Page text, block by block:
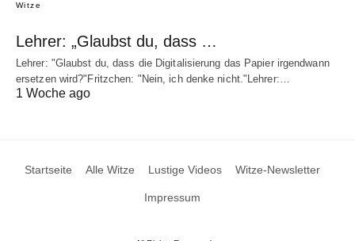
Witze
Lehrer: „Glaubst du, dass …
Lehrer: "Glaubst du, dass die Digitalisierung das Papier irgendwann
ersetzen wird?"Fritzchen: "Nein, ich denke nicht."Lehrer:…
1 Woche ago
Startseite Alle Witze Lustige Videos Witze-Newsletter
Impressum